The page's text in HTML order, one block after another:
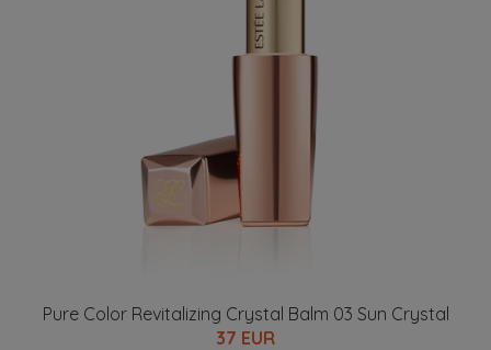
Pure Color Revitalizing Crystal Balm 03 Sun Crystal
37 EUR